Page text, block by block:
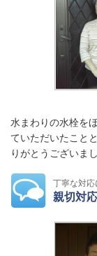
水まわりの水栓を
ていただいたこと
りがとうございま
丁寧な対応
親切対